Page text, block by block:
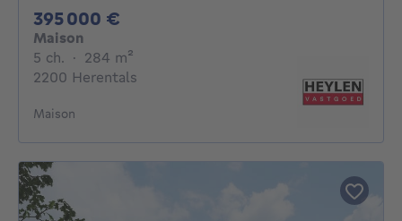
395 000 €
Maison
5 ch. 5 chambres
· 284 m²
2200 Herentals
Maison